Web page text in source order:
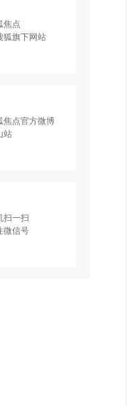
焦点
狐旗下网站
焦点官方微博
站
扫一扫
微信号